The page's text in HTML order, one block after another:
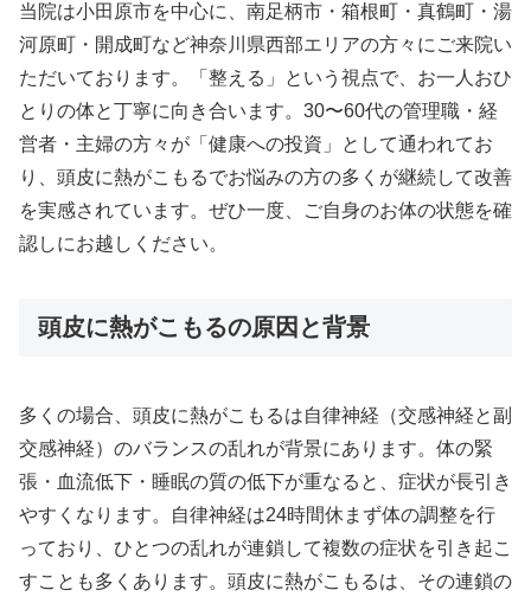
当院は小田原市を中心に、南足柄市・箱根町・真鶴町・湯
河原町・開成町など神奈川県西部エリアの方々にご来院い
ただいております。「整える」という視点で、お一人おひ
とりの体と丁寧に向き合います。30〜60代の管理職・経
営者・主婦の方々が「健康への投資」として通われてお
り、頭皮に熱がこもるでお悩みの方の多くが継続して改善
を実感されています。ぜひ一度、ご自身のお体の状態を確
認しにお越しください。
頭皮に熱がこもるの原因と背景
多くの場合、頭皮に熱がこもるは自律神経（交感神経と副
交感神経）のバランスの乱れが背景にあります。体の緊
張・血流低下・睡眠の質の低下が重なると、症状が長引き
やすくなります。自律神経は24時間休まず体の調整を行
っており、ひとつの乱れが連鎖して複数の症状を引き起こ
すことも多くあります。頭皮に熱がこもるは、その連鎖の